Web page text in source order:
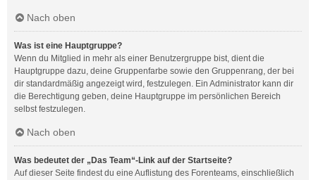
Nach oben
Was ist eine Hauptgruppe?
Wenn du Mitglied in mehr als einer Benutzergruppe bist, dient die
Hauptgruppe dazu, deine Gruppenfarbe sowie den Gruppenrang, der bei
dir standardmäßig angezeigt wird, festzulegen. Ein Administrator kann dir
die Berechtigung geben, deine Hauptgruppe im persönlichen Bereich
selbst festzulegen.
Nach oben
Was bedeutet der „Das Team“-Link auf der Startseite?
Auf dieser Seite findest du eine Auflistung des Forenteams, einschließlich